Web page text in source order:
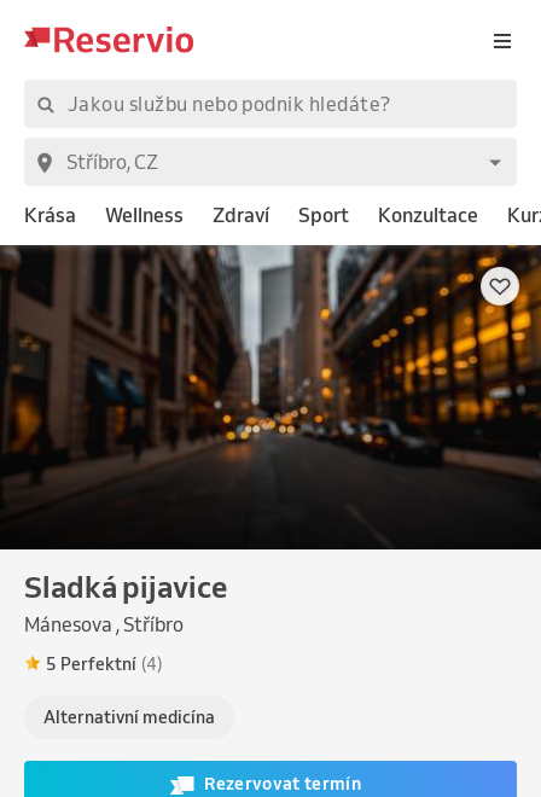
Krása Wellness Zdraví Sport Konzultace
Sladká pijavice
Mánesova , Stříbro
5 Perfektní (4)
Alternativní medicína
Rezervovat termín